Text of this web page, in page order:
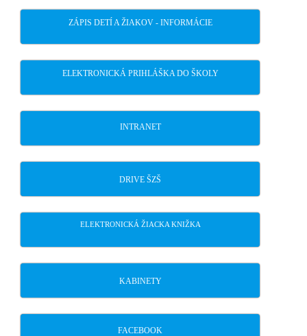
ZÁPIS DETÍ A ŽIAKOV - INFORMÁCIE
ELEKTRONICKÁ PRIHLÁŠKA DO ŠKOLY
INTRANET
DRIVE ŠZŠ
ELEKTRONICKÁ ŽIACKA KNIŽKA
KABINETY
FACEBOOK